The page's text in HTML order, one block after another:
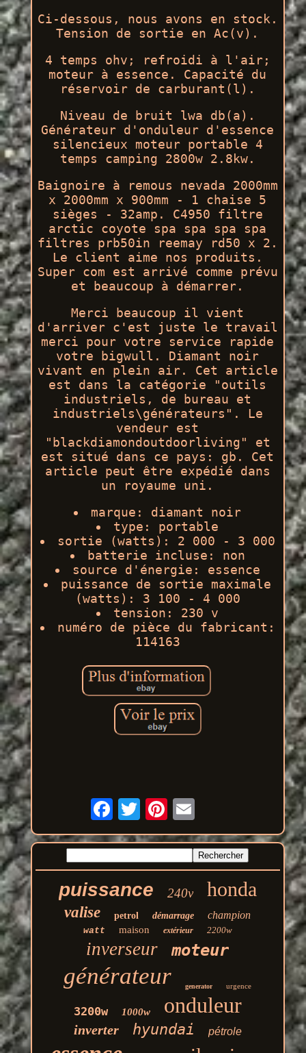
Ci-dessous, nous avons en stock.
Tension de sortie en Ac(v).
4 temps ohv; refroidi à l'air;
moteur à essence. Capacité du
réservoir de carburant(l).
Niveau de bruit lwa db(a).
Générateur d'onduleur d'essence
silencieux moteur portable 4
temps camping 2800w 2.8kw.
Baignoire à remous nevada 2000mm
x 2000mm x 900mm - 1 chaise 5
sièges - 32amp. C4950 filtre
arctic coyote spa spa spa spa
filtres prb50in reemay rd50 x 2.
Le client aime nos produits.
Super com est arrivé comme prévu
et beaucoup à démarrer.
Merci beaucoup il vient
d'arriver c'est juste le travail
merci pour votre service rapide
votre bigwull. Diamant noir
vivant en plein air. Cet article
est dans la catégorie "outils
industriels, de bureau et
industriels\générateurs". Le
vendeur est
"blackdiamondoutdoorliving" et
est situé dans ce pays: gb. Cet
article peut être expédié dans
un royaume uni.
marque: diamant noir
type: portable
sortie (watts): 2 000 - 3 000
batterie incluse: non
source d'énergie: essence
puissance de sortie maximale
(watts): 3 100 - 4 000
tension: 230 v
numéro de pièce du fabricant:
114163
puissance 240v honda
valise petrol démarrage champion
watt maison extérieur 2200w
inverseur moteur
générateur generator urgence
3200w 1000w onduleur
inverter hyundai pétrole